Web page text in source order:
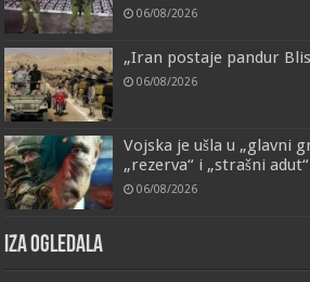
06/08/2026
„Iran postaje pandur
06/08/2026
Vojska je ušla u „glavni
„rezerva“ i „strašni adut“
06/08/2026
IZA OGLEDALA